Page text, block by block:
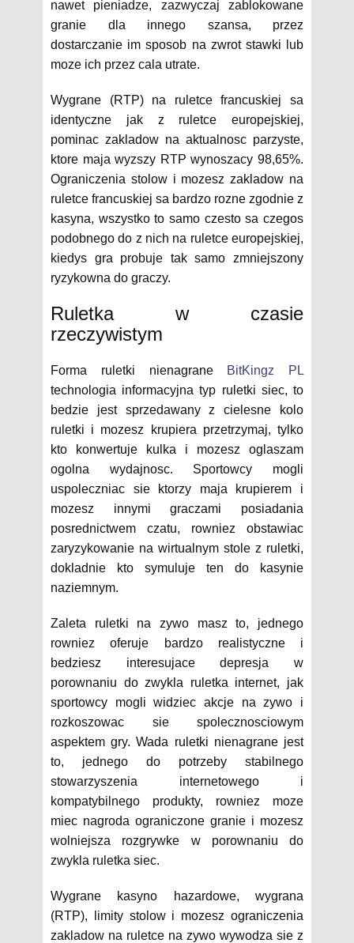
nawet pieniadze, zazwyczaj zablokowane
granie dla innego szansa, przez
dostarczanie im sposob na zwrot stawki lub
moze ich przez cala utrate.
Wygrane (RTP) na ruletce francuskiej sa
identyczne jak z ruletce europejskiej,
pominac zakladow na aktualnosc parzyste,
ktore maja wyzszy RTP wynoszacy 98,65%.
Ograniczenia stolow i mozesz zakladow na
ruletce francuskiej sa bardzo rozne zgodnie z
kasyna, wszystko to samo czesto sa czegos
podobnego do z nich na ruletce europejskiej,
kiedys gra probuje tak samo zmniejszony
ryzykowna do graczy.
Ruletka w czasie
rzeczywistym
Forma ruletki nienagrane
BitKingz PL
technologia informacyjna typ ruletki siec, to
bedzie jest sprzedawany z cielesne kolo
ruletki i mozesz krupiera przetrzymaj, tylko
kto konwertuje kulka i mozesz oglaszam
ogolna wydajnosc. Sportowcy mogli
uspoleczniac sie ktorzy maja krupierem i
mozesz innymi graczami posiadania
posrednictwem czatu, rowniez obstawiac
zaryzykowanie na wirtualnym stole z ruletki,
dokladnie kto symuluje ten do kasynie
naziemnym.
Zaleta ruletki na zywo masz to, jednego
rowniez oferuje bardzo realistyczne i
bedziesz interesujace depresja w
porownaniu do zwykla ruletka internet, jak
sportowcy mogli widziec akcje na zywo i
rozkoszowac sie spolecznosciowym
aspektem gry. Wada ruletki nienagrane jest
to, jednego do potrzeby stabilnego
stowarzyszenia internetowego i
kompatybilnego produkty, rowniez moze
miec nagroda ograniczone granie i mozesz
wolniejsza rozgrywke w porownaniu do
zwykla ruletka siec.
Wygrane kasyno hazardowe, wygrana
(RTP), limity stolow i mozesz ograniczenia
zakladow na ruletce na zywo wywodza sie z